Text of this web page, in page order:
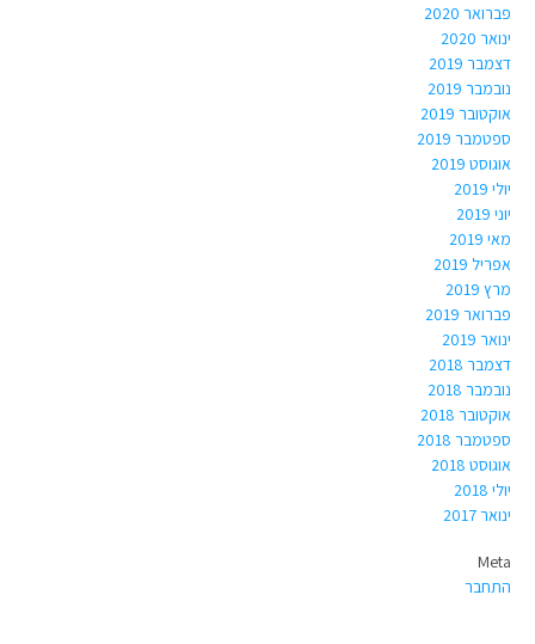
פברואר 2020
ינואר 2020
דצמבר 2019
נובמבר 2019
אוקטובר 2019
ספטמבר 2019
אוגוסט 2019
יולי 2019
יוני 2019
מאי 2019
אפריל 2019
מרץ 2019
פברואר 2019
ינואר 2019
דצמבר 2018
נובמבר 2018
אוקטובר 2018
ספטמבר 2018
אוגוסט 2018
יולי 2018
ינואר 2017
Meta
התחבר